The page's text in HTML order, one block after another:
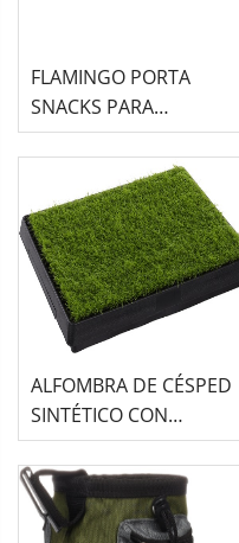
FLAMINGO PORTA
SNACKS PARA
CACHORRO TWIX
SURTIDO
ALFOMBRA DE CÉSPED
SINTÉTICO CON
SOPORTE DE
ENTRENAMIENTO PARA
MASCOTAS